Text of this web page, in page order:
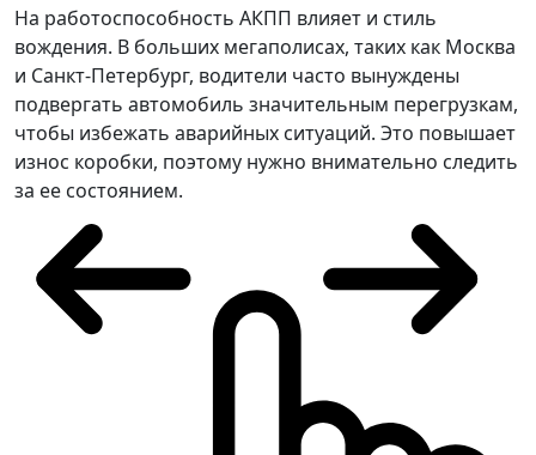
На работоспособность АКПП влияет и стиль
вождения. В больших мегаполисах, таких как Москва
и Санкт-Петербург, водители часто вынуждены
подвергать автомобиль значительным перегрузкам,
чтобы избежать аварийных ситуаций. Это повышает
износ коробки, поэтому нужно внимательно следить
за ее состоянием.